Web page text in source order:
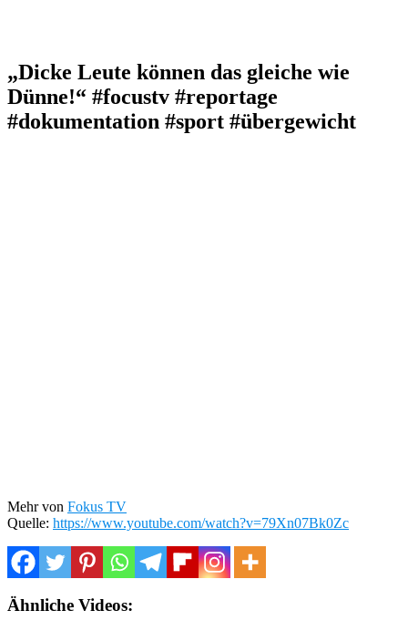
„Dicke Leute können das gleiche wie
Dünne!“ #focustv #reportage
#dokumentation #sport #übergewicht
Mehr von Fokus TV
Quelle: https://www.youtube.com/watch?v=79Xn07Bk0Zc
Ähnliche Videos: